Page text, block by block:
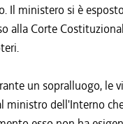
Il ministero si è
alla Corte
un sopralluogo, le
ministro dell'Interno